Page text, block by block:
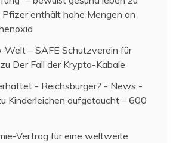
enthält hohe Mengen an
Welt – SAFE Schutzverein für
zu Der Fall der Krypto-Kabale
- Reichsbürger? - News -
Kinderleichen aufgetaucht – 600
Vertrag für eine weltweite